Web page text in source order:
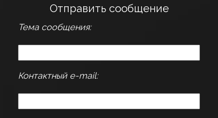
Отправить сообщение
Тема сообщения:
Контактный e-mail: